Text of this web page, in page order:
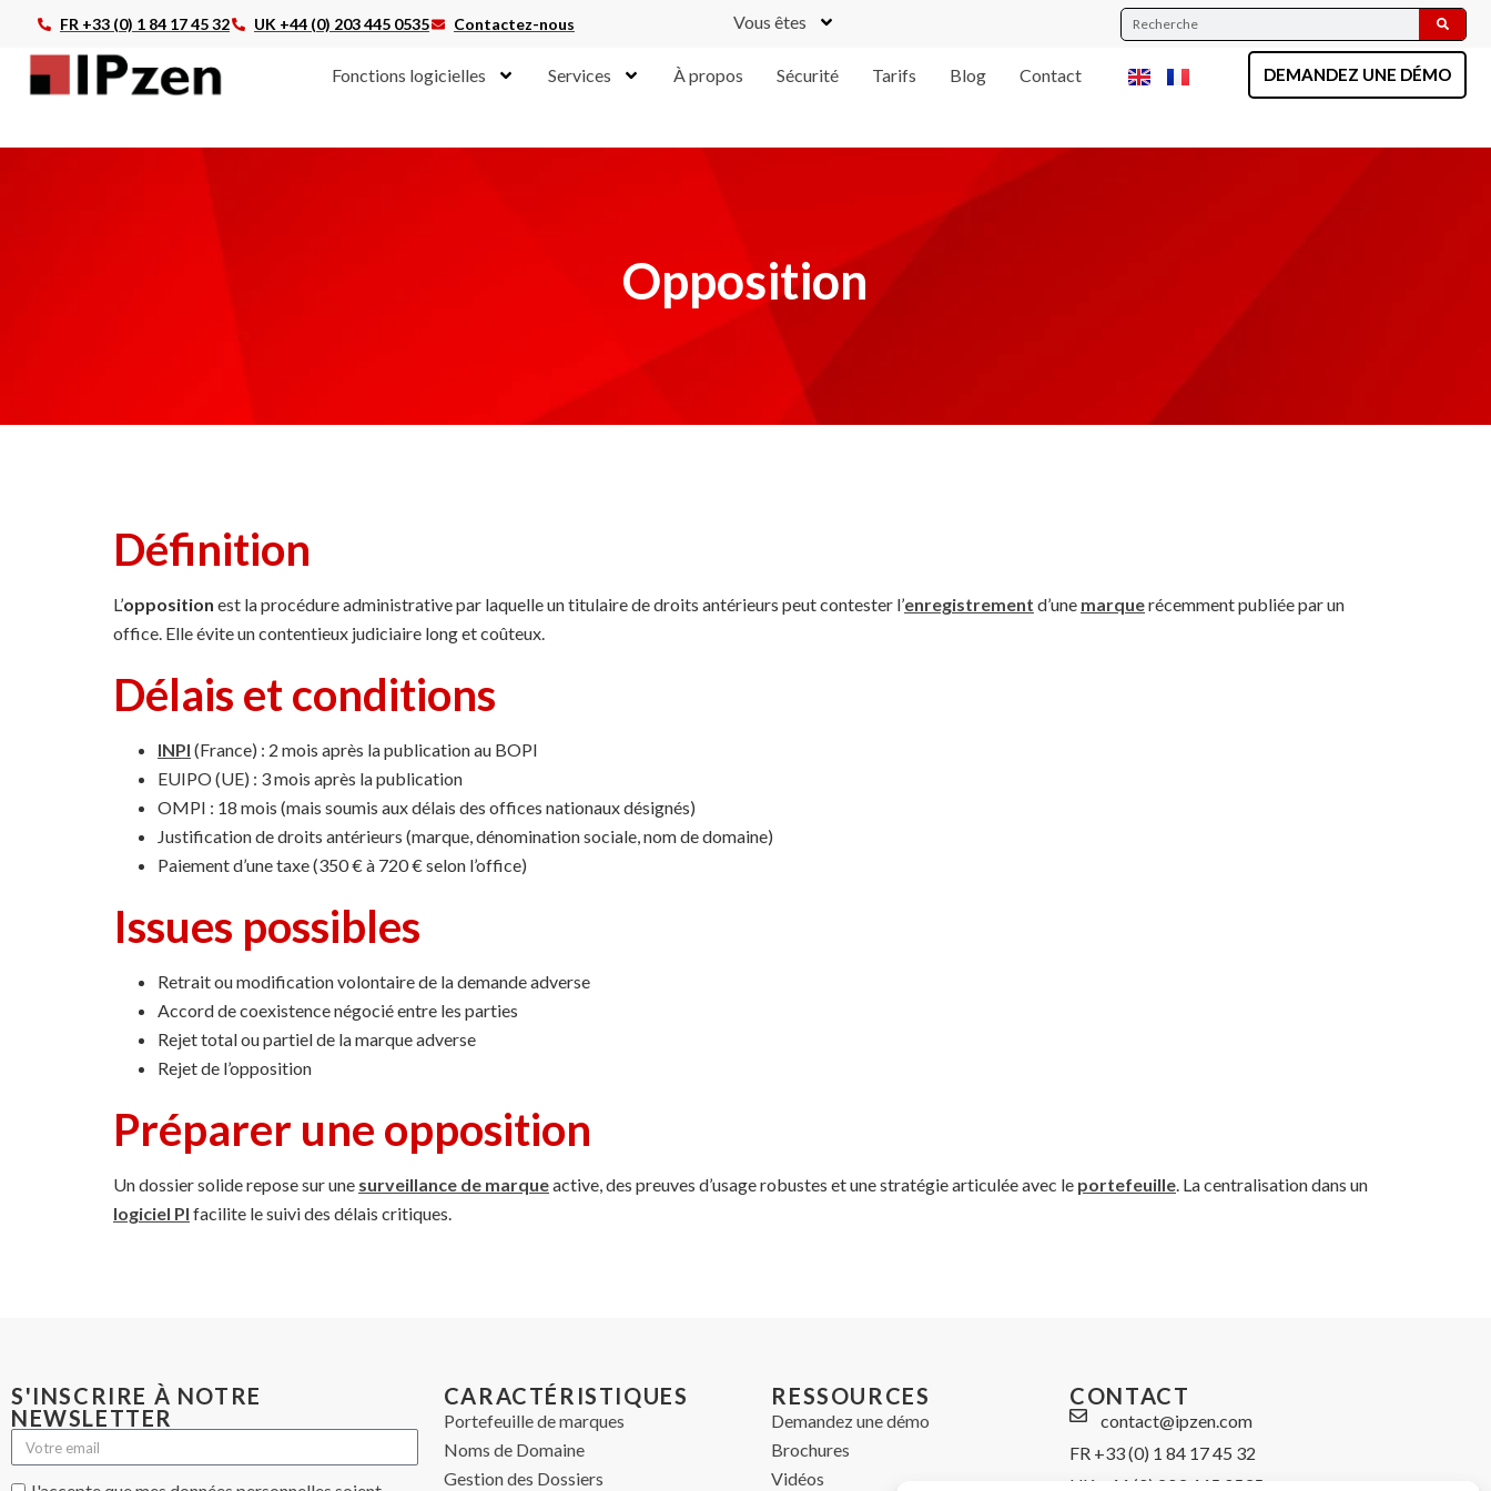
FR +33 (0) 1 84 17 45 32 UK +44 (0) 203 445 0535 Contactez-nous Vous êtes
Fonctions logicielles Services À propos Sécurité Tarifs Blog Contact DEMANDEZ UNE DÉMO
Opposition
Définition
L’opposition est la procédure administrative par laquelle un titulaire de droits antérieurs peut contester l’enregistrement d’une marquerécemment publiée par un
office. Elle évite un contentieux judiciaire long et coûteux.
Délais et conditions
INPI (France) : 2 mois après la publication au BOPI
EUIPO (UE) : 3 mois après la publication
OMPI : 18 mois (mais soumis aux délais des offices nationaux désignés)
Justification de droits antérieurs (marque, dénomination sociale, nom de domaine)
Paiement d’une taxe (350 € à 720 € selon l’office)
Issues possibles
Retrait ou modification volontaire de la demande adverse
Accord de coexistence négocié entre les parties
Rejet total ou partiel de la marque adverse
Rejet de l’opposition
Préparer une opposition
Un dossier solide repose sur une surveillance de marqueactive, des preuves d’usage robustes et une stratégie articulée avec le portefeuille. La centralisation dans un
logiciel PI facilite le suivi des délais critiques.
CARACTÉRISTIQUES
Portefeuille de marques
Noms de Domaine
Gestion des Dossiers
S'INSCRIRE À NOTRE
NEWSLETTER
RESSOURCES
Demandez une démo
Brochures
Vidéos
CONTACT
contact@ipzen.com
FR +33 (0) 1 84 17 45 32
UK +44 (0) 203 445 0535